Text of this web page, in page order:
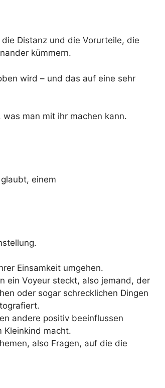
Distanz und die Vorurteile, die
kümmern.
wird – und das auf eine sehr
man mit ihr machen kann.
einem
Einsamkeit umgehen.
ein Voyeur steckt, also jemand, der
oder sogar schrecklichen Dingen
andere positiv beeinflussen
Kleinkind macht.
also Fragen, auf die die